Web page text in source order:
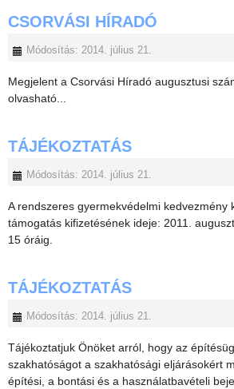
CSORVÁSI HÍRADÓ
Módosítás: 2014. július 21.
Megjelent a Csorvási Híradó augusztusi
olvasható...
TÁJÉKOZTATÁS
Módosítás: 2014. július 21.
A rendszeres gyermekvédelmi kedvezmény
támogatás kifizetésének ideje: 2011.
15 óráig.
TÁJÉKOZTATÁS
Módosítás: 2014. július 21.
Tájékoztatjuk Önöket arról, hogy az
szakhatóságot a szakhatósági eljárásokért
építési, a bontási és a használatbavételi